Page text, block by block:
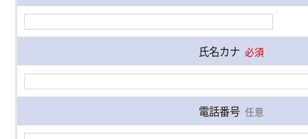
氏名カナ 必須
電話番号 任意